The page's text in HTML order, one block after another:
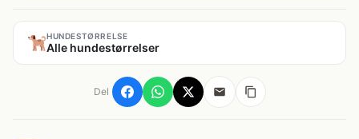
HUNDESTØRRELSE
Alle hundestørrelser
Del